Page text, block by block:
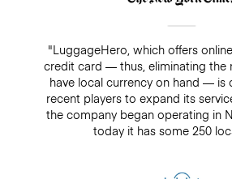
"LuggageHero, which offers
credit card — thus, eliminating the
have local currency on hand — is
recent players to expand its
the company began operating in
today it has some 250